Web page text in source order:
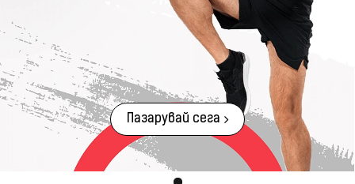
Пазарувай сега